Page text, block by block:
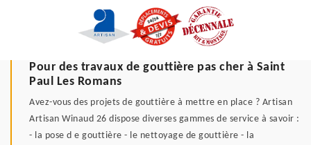
Pour des travaux de gouttière pas cher à Saint
Paul Les Romans
Avez-vous des projets de gouttière à mettre en place ? Artisan
Artisan Winaud 26 dispose diverses gammes de service à savoir :
- la pose d e gouttière - le nettoyage de gouttière - la